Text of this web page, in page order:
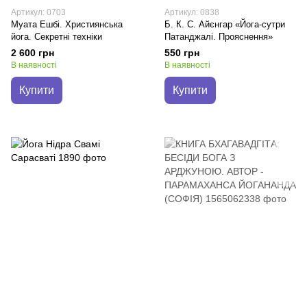
Артикул: 0703
Муата Ешбі. Християнська
йога. Секретні техніки
2 600 грн
В наявності
Купити
Артикул: 0838
Б. К. С. Айєнгар «Йога-сутри
Патанджалі. Прояснення»
550 грн
В наявності
Купити